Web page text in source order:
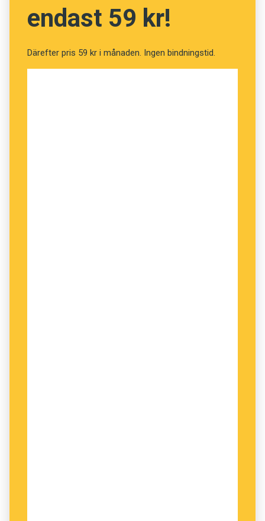
endast 59 kr!
Därefter pris 59 kr i månaden. Ingen bindningstid.